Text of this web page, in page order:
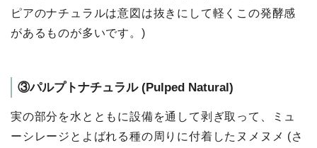
ピアのナチュラルは意図は抜きにして軽くこの発酵感
があるものが多いです。)
③パルプトナチュラル (Pulped Natural)
実の部分を⽔とともに設備を通して剥ぎ取って、ミュ
ーシレージとよばれる種の周りに付着したヌメヌメ (さ